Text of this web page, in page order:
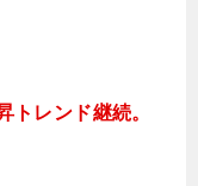
トレンド継続。